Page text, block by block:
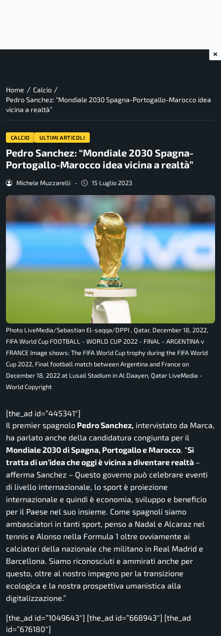
Home / Calcio /
Pedro Sanchez: “Mondiale 2030 Spagna-Portogallo-Marocco idea
vicina a realtà”
CALCIO ULTIMI ARTICOLI
Pedro Sanchez: “Mondiale 2030 Spagna-
Portogallo-Marocco idea vicina a realtà”
Michele Muzzarelli - 15 Luglio 2023
Photo LiveMedia/Sebastian El-saqqa/DPPI , Qatar, December 18, 2022,
FIFA World Cup FOOTBALL - WORLD CUP 2022 - FINAL - ARGENTINA v
FRANCE Image shows: The FIFA World Cup trophy during the FIFA World
Cup 2022, Final football match between Argentina and France on
December 18, 2022 at Lusail Stadium in Al Daayen, Qatar LiveMedia -
World Copyright
[the_ad id=”445341″]
Il premier spagnolo Pedro Sanchez, intervistato da Marca,
ha parlato anche della candidatura congiunta per il
Mondiale 2030 di Spagna, Portogallo e Marocco. “Si
tratta di un’idea che oggi è vicina a diventare realtà –
afferma Sanchez – Questo governo può celebrare eventi
di livello internazionale, lo sport è proiezione
internazionale e quindi è economia, sviluppo e beneficio
per il Paese nel suo insieme. Come spagnoli siamo
ambasciatori in tanti sport, penso a Nadal e Alcaraz nel
tennis e Alonso nella Formula 1 oltre ovviamente ai
calciatori della nazionale che militano in Real Madrid e
Barcellona. Siamo riconosciuti e ammirati anche per
questo, oltre al nostro impegno per la transizione
ecologica e la nostra prospettiva umanistica alla
digitalizzazione.”
[the_ad id=”1049643″] [the_ad id=”668943″] [the_ad
id=”676180″]
×